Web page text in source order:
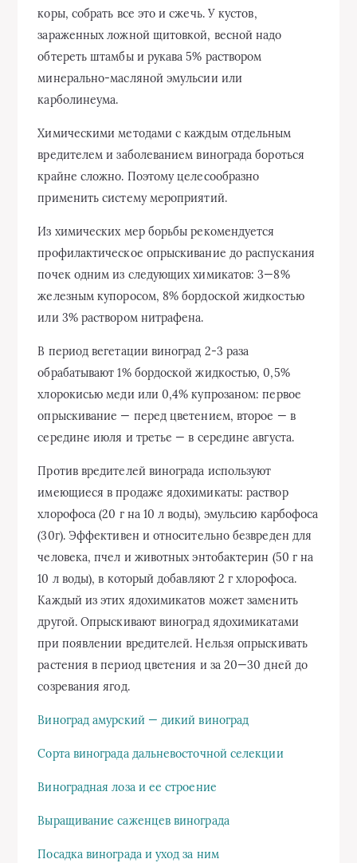
коры, собрать все это и сжечь. У кустов,
зараженных ложной щитовкой, весной надо
обтереть штамбы и рукава 5% раствором
минерально-масляной эмульсии или
карболинеума.
Химическими методами с каждым отдельным
вредителем и заболеванием винограда бороться
крайне сложно. Поэтому целесообразно
применить систему мероприятий.
Из химических мер борьбы рекомендуется
профилактическое опрыскивание до распускания
почек одним из следующих химикатов: 3—8%
железным купоросом, 8% бордоской жидкостью
или 3% раствором нитрафена.
В период вегетации виноград 2-3 раза
обрабатывают 1% бордоской жидкостью, 0,5%
хлорокисью меди или 0,4% купрозаном: первое
опрыскивание — перед цветением, второе — в
середине июля и третье — в середине августа.
Против вредителей винограда используют
имеющиеся в продаже ядохимикаты: раствор
хлорофоса (20 г на 10 л воды), эмульсию карбофоса
(30г). Эффективен и относительно безвреден для
человека, пчел и животных энтобактерин (50 г на
10 л воды), в который добавляют 2 г хлорофоса.
Каждый из этих ядохимикатов может заменить
другой. Опрыскивают виноград ядохимикатами
при появлении вредителей. Нельзя опрыскивать
растения в период цветения и за 20—30 дней до
созревания ягод.
Виноград амурский — дикий виноград
Сорта винограда дальневосточной селекции
Виноградная лоза и ее строение
Выращивание саженцев винограда
Посадка винограда и уход за ним